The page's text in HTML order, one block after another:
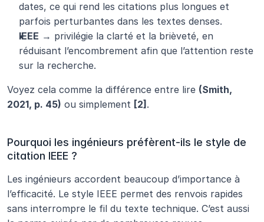
dates, ce qui rend les citations plus longues et
parfois perturbantes dans les textes denses.
IEEE → privilégie la clarté et la brièveté, en
réduisant l’encombrement afin que l’attention reste
sur la recherche.
Voyez cela comme la différence entre lire (Smith,
2021, p. 45) ou simplement [2] .
Pourquoi les ingénieurs préfèrent-ils le style de
citation IEEE ?
Les ingénieurs accordent beaucoup d’importance à
l’efficacité. Le style IEEE permet des renvois rapides
sans interrompre le fil du texte technique. C’est aussi